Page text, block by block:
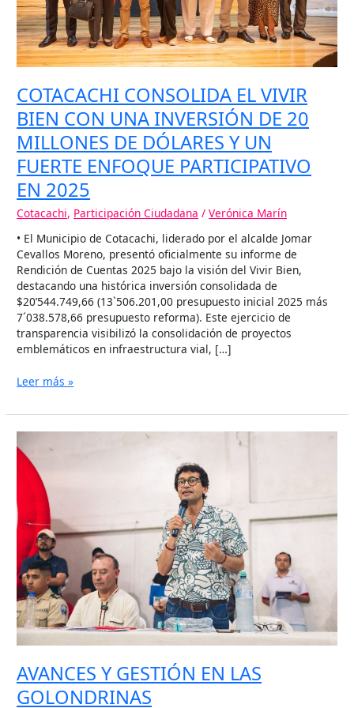
COTACACHI CONSOLIDA EL VIVIR
BIEN CON UNA INVERSIÓN DE 20
MILLONES DE DÓLARES Y UN
FUERTE ENFOQUE PARTICIPATIVO
EN 2025
Cotacachi, Participación Ciudadana /Verónica Marín
• El Municipio de Cotacachi, liderado por el alcalde Jomar
Cevallos Moreno, presentó oficialmente su informe de
Rendición de Cuentas 2025 bajo la visión del Vivir Bien,
destacando una histórica inversión consolidada de
$20’544.749,66 (13`506.201,00 presupuesto inicial 2025 más
7´038.578,66 presupuesto reforma). Este ejercicio de
transparencia visibilizó la consolidación de proyectos
emblemáticos en infraestructura vial, […]
MILLONES
DE
DÓLARES
Y
FUERTE
ENFOQUE
PARTICIPATIVO
EN
2025
Leer más »
AVANCES Y GESTIÓN EN LAS
GOLONDRINAS
Y
GESTIÓN
LAS
GOLONDRINAS